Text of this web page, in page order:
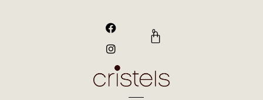
F
a
c
e
b
o
I
n
s
t
a
g
0
Kurv